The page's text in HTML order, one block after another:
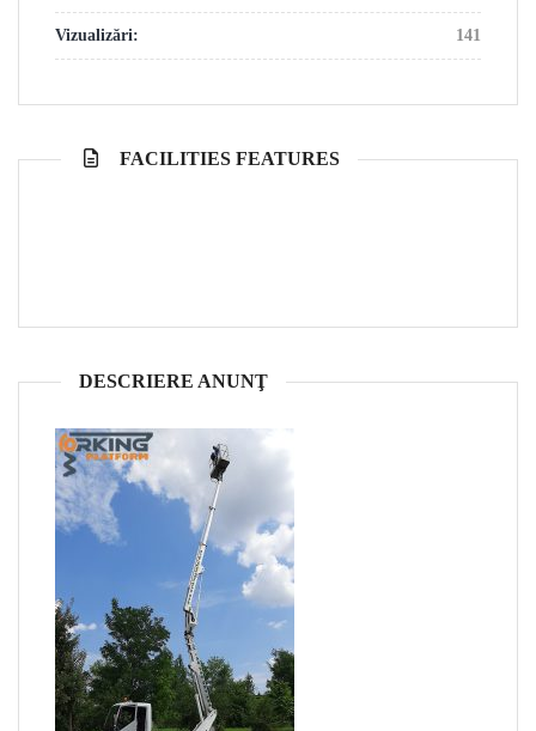
Vizualizări: 141
FACILITIES FEATURES
DESCRIERE ANUNŢ